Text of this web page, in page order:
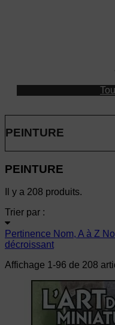
PEINTURE
PEINTURE
Il y a 208 produits.
Trier par :
Pertinence Nom, A à Z
décroissant
Affichage 1-96 de 208